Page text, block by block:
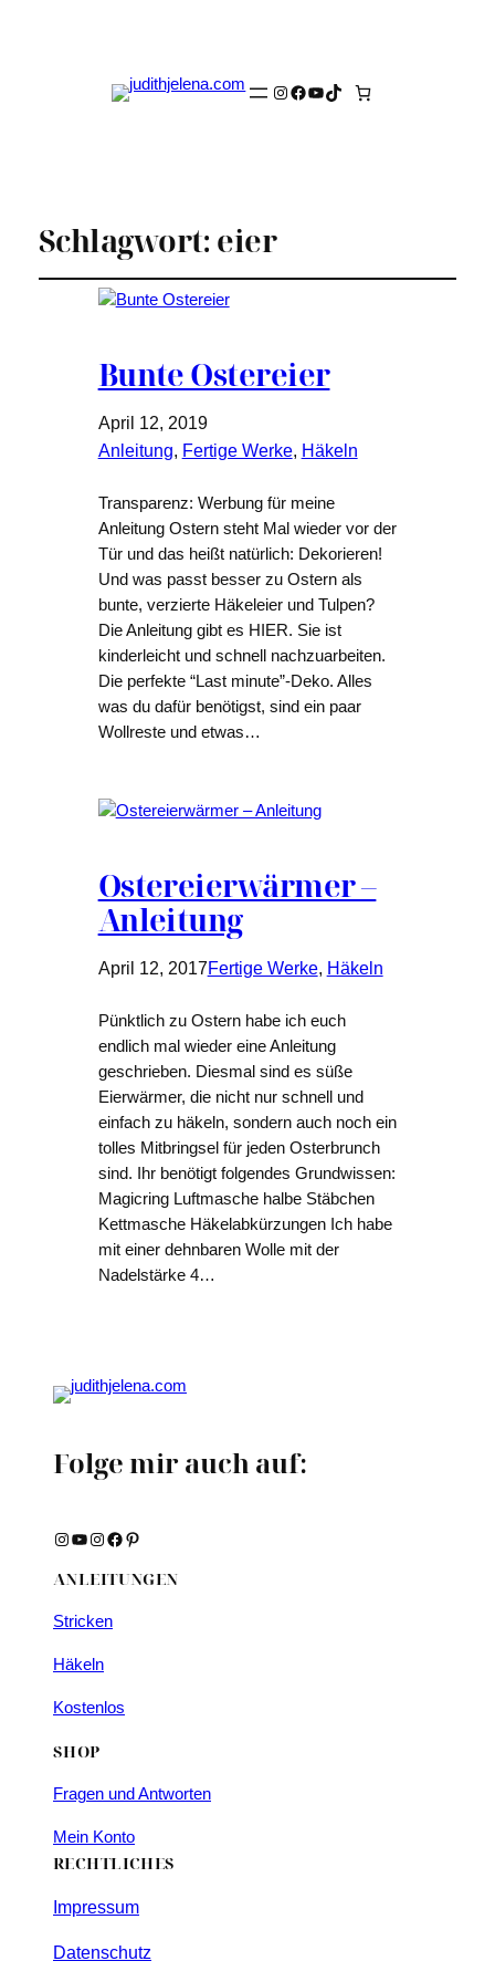
Instagram
Facebook
YouTube
TikTok
Schlagwort: eier
Bunte Ostereier
April 12, 2019
Anleitung, Fertige Werke, Häkeln
Transparenz: Werbung für meine
Anleitung Ostern steht Mal wieder vor der
Tür und das heißt natürlich: Dekorieren!
Und was passt besser zu Ostern als
bunte, verzierte Häkeleier und Tulpen?
Die Anleitung gibt es HIER. Sie ist
kinderleicht und schnell nachzuarbeiten.
Die perfekte “Last minute”-Deko. Alles
was du dafür benötigst, sind ein paar
Wollreste und etwas…
Ostereierwärmer –
Anleitung
April 12, 2017Fertige Werke, Häkeln
Pünktlich zu Ostern habe ich euch
endlich mal wieder eine Anleitung
geschrieben. Diesmal sind es süße
Eierwärmer, die nicht nur schnell und
einfach zu häkeln, sondern auch noch ein
tolles Mitbringsel für jeden Osterbrunch
sind. Ihr benötigt folgendes Grundwissen:
Magicring Luftmasche halbe Stäbchen
Kettmasche Häkelabkürzungen Ich habe
mit einer dehnbaren Wolle mit der
Nadelstärke 4…
Folge mir auch auf:
Instagram YouTube Instagram Facebook Pinterest
ANLEITUNGEN
Stricken
Häkeln
Kostenlos
SHOP
Fragen und Antworten
Mein Konto
RECHTLICHES
Impressum
Datenschutz